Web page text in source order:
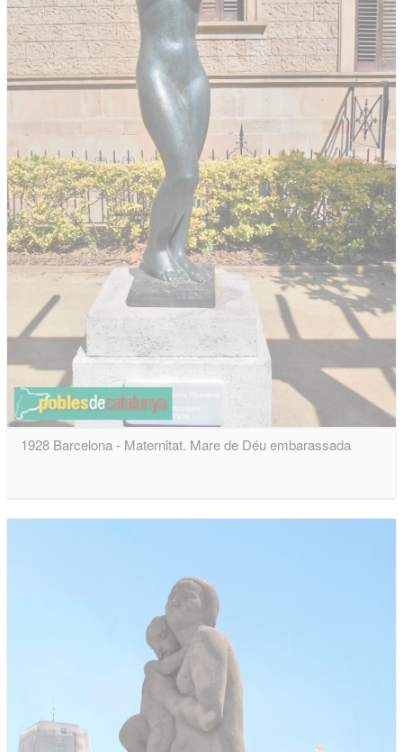
1928 Barcelona - Maternitat. Mare de Déu embarassada